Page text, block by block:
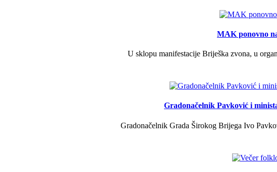
MAK ponovno
U sklopu manifestacije Briješka zvona, u
Gradonačelnik Pavković i
Gradonačelnik Grada Širokog Brijega Ivo